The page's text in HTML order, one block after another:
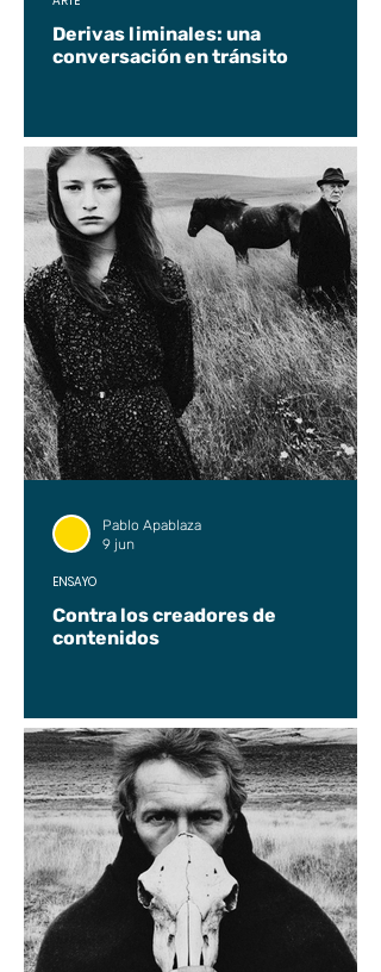
Derivas liminales: una
conversación en tránsito
Contra los creadores de
contenidos
ENSAYO
Pablo Apablaza
9 jun